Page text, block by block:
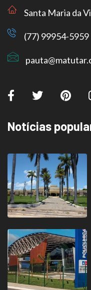
Santa Maria da
(77) 99954-5959
Notícias